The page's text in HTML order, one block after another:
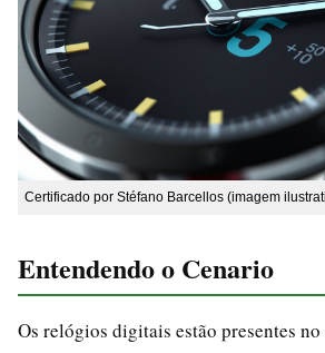
Certificado por Stéfano Barcellos (imagem
Entendendo o Cenario
Os relógios digitais estão presentes